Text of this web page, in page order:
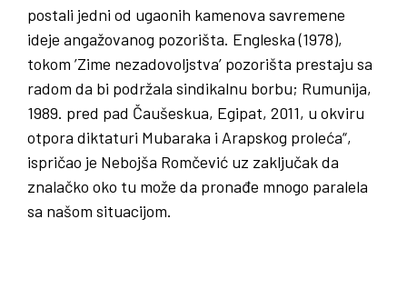
postali jedni od ugaonih kamenova savremene
ideje angažovanog pozorišta. Engleska (1978),
tokom ’Zime nezadovoljstva’ pozorišta prestaju sa
radom da bi podržala sindikalnu borbu; Rumunija,
1989. pred pad Čaušeskua, Egipat, 2011, u okviru
otpora diktaturi Mubaraka i Arapskog proleća“,
ispričao je Nebojša Romčević uz zaključak da
znalačko oko tu može da pronađe mnogo paralela
sa našom situacijom.